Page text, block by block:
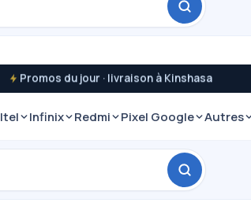
Promos du jour · livraison à Kinshasa
Itel Infinix Redmi Pixel Google Autres